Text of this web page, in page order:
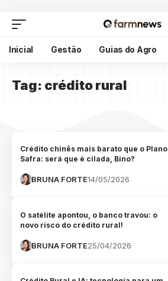
Inicial Gestão Guias do Agro
Tag: crédito rural
Crédito chinês mais barato que o Plano
Safra: será que é cilada, Bino?
BRUNA FORTE14/05/2026
O satélite apontou, o banco travou: o
novo risco do crédito rural!
BRUNA FORTE25/04/2026